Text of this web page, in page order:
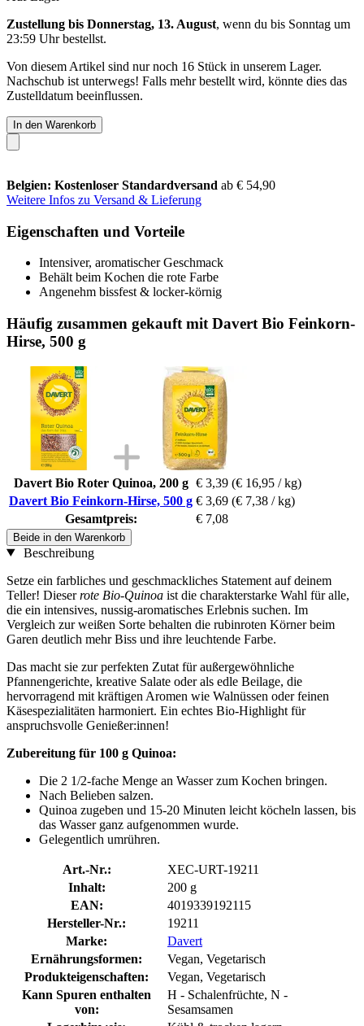
Zustellung bis Donnerstag, 13. August, wenn du bis Sonntag um
23:59 Uhrbestellst.
Von diesem Artikel sind nur noch 16 Stück in unserem Lager.
Nachschub ist unterwegs! Falls mehr bestellt wird, könnte dies das
Zustelldatum beeinflussen.
In den Warenkorb
Belgien: Kostenloser Standardversand ab € 54,90
Weitere Infos zu Versand & Lieferung
Eigenschaften und Vorteile
Intensiver, aromatischer Geschmack
Behält beim Kochen die rote Farbe
Angenehm bissfest & locker-körnig
Häufig zusammen gekauft mit Davert Bio Feinkorn-
Hirse, 500 g
Davert Bio Roter Quinoa, 200 g € 3,39 (€ 16,95 / kg)
Davert Bio Feinkorn-Hirse, 500 g € 3,69 (€ 7,38 / kg)
Gesamtpreis:
€ 7,08
Beide in den Warenkorb
Beschreibung
Setze ein farbliches und geschmackliches Statement auf deinem
Teller! Dieserrote Bio-Quinoa ist die charakterstarke Wahl für alle,
die ein intensives, nussig-aromatisches Erlebnis suchen. Im
Vergleich zur weißen Sorte behalten die rubinroten Körner beim
Garen deutlich mehr Biss und ihre leuchtende Farbe.
Das macht sie zur perfekten Zutat für außergewöhnliche
Pfannengerichte, kreative Salate oder als edle Beilage, die
hervorragend mit kräftigen Aromen wie Walnüssen oder feinen
Käsespezialitäten harmoniert. Ein echtes Bio-Highlight für
anspruchsvolle Genießer:innen!
Zubereitung für 100 g Quinoa:
Die 2 1/2-fache Menge an Wasser zum Kochen bringen.
Nach Belieben salzen.
Quinoa zugeben und 15-20 Minuten leicht köcheln lassen, bis
das Wasser ganz aufgenommen wurde.
Gelegentlich umrühren.
Art.-Nr.:
XEC-URT-19211
Inhalt:
200 g
EAN:
4019339192115
Hersteller-Nr.:
19211
Marke:
Davert
Ernährungsformen:
Vegan, Vegetarisch
Produkteigenschaften:
Vegan, Vegetarisch
Kann Spuren enthalten
von:
H - Schalenfrüchte, N -
Sesamsamen